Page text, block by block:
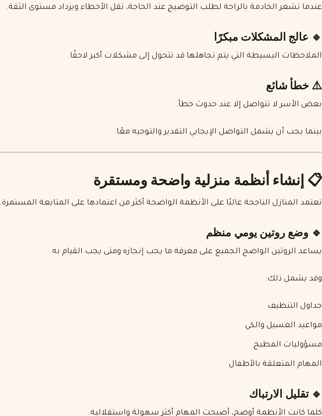
عندما تشعر الخادمة بالراحة لطلب التوضيح عند الحاجة، تقل الأخطاء ويزداد مستوى الثقة.
🔹 عالج المشكلات مبكرًا
الملاحظات البسيطة التي يتم تجاهلها قد تتحول إلى مشكلات أكبر لاحقًا.
⚠️ خطأ شائع
بعض الأسر لا تتواصل إلا عند حدوث خطأ.
بينما يجب أن يشمل التواصل الإيجابي التقدير والتوجيه معًا.
📋 إنشاء أنظمة منزلية واضحة ومستقرة
تعتمد المنازل الناجحة غالبًا على الأنظمة الواضحة أكثر من اعتمادها على المتابعة المستمرة.
🔹 وضع روتين يومي منظم
يساعد الروتين الواضح الجميع على معرفة ما يجب إنجازه ومتى يجب القيام به.
وقد يشمل ذلك:
جداول التنظيف
مواعيد الغسيل والكي
مسؤوليات المطبخ
المهام المتعلقة بالأطفال
🔹 تقليل الارتباك
كلما كانت الأنظمة أوضح، أصبحت المهام أكثر سهولة واستقلالية.